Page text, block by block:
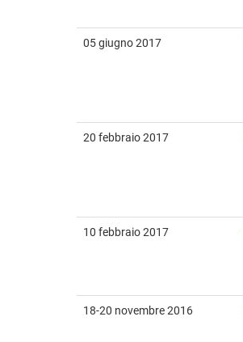
05 giugno 2017
20 febbraio 2017
10 febbraio 2017
18-20 novembre 2016